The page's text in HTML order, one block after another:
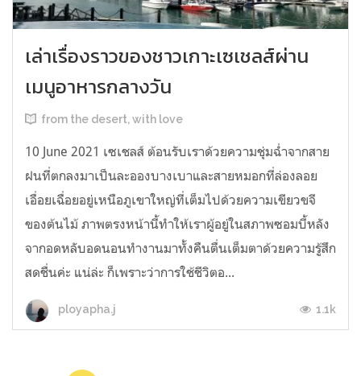
เล่าเรื่องราวของชาวเกาะเซเชลส์ผ่าน
เมนูอาหารกลางวัน
from the desert, with love
10 June 2021 เซเชลส์ ต้อนรับเราด้วยความชุ่มฉ่ำจากสาย
ฝนที่ตกลงมาเป็นละอองบางเบาและสายหมอกที่ล่องลอย
เอื่อยเฉื่อยอยู่เหนือภูเขาใหญ่ที่เต็มไปด้วยความเขียวขจี
ของต้นไม้ ภาพตรงหน้านี้ทำให้เราผู้อยู่ในสภาพซอมบี้หลัง
จากอดหลับอดนอนทำงานมาทั้งคืนตื่นเต็มตาด้วยความรู้สึก
สดชื่นค่ะ แน่ล่ะ ก็เพราะว่าการใช้ชีวิตอ...
ployapha.j 1.1k